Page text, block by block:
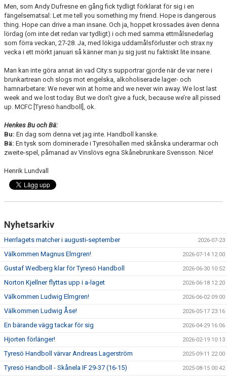
Men, som Andy Dufresne en gång fick tydligt förklarat för sig i en
fängelsematsal: Let me tell you something my friend. Hope is dangerous
thing. Hope can drive a man insane. Och ja, hoppet krossades även denna
lördag (om inte det redan var tydligt) i och med samma ettmålsnederlag
som förra veckan, 27-28. Ja, med lökiga uddamålsförluster och strax ny
vecka i ett mörkt januari så känner man ju sig just nu faktiskt lite insane.
Man kan inte göra annat än vad City:s supportrar gjorde när de var nere i
brunkartrean och slogs mot engelska, alkoholiserade lager- och
hamnarbetare: We never win at home and we never win away. We lost last
week and we lost today. But we don’t give a fuck, because we’re all pissed
up. MCFC [Tyresö handboll], ok.
Henkes Bu och Bä:
Bu: En dag som denna vet jag inte. Handboll kanske.
Bä: En tysk som dominerade i Tyresöhallen med skånska underarmar och
zweite-spel, påmanad av Vinslövs egna Skånebrunkare Svensson. Nice!
Henrik Lundvall
Nyhetsarkiv
Herrlagets matcher i augusti-september 2026-07-23
Välkommen Magnus Elmgren! 2026-07-14 12:00
Gustaf Wedberg klar för Tyresö Handboll 2026-06-30 10:52
Norton Kjellner flyttas upp i a-laget 2026-06-18 12:20
Välkommen Ludwig Elmgren! 2026-06-02 09:00
Välkommen Ludwig Åse! 2026-05-17 23:16
En bärande vägg tackar för sig 2026-04-29 16:06
Hjorten förlänger! 2026-02-19 10:13
Tyresö Handboll värvar Andreas Lagerström 2025-09-11 22:00
Tyresö Handboll - Skånela IF 29-37 (16-15) 2025-08-15 00:42